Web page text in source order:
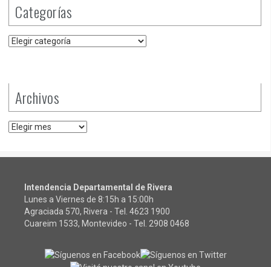
Categorías
Categorías
Archivos
Archivos
Intendencia Departamental de Rivera
Lunes a Viernes de 8:15h a 15:00h
Agraciada 570, Rivera - Tel. 4623 1900
Cuareim 1533, Montevideo - Tel. 2908 0468